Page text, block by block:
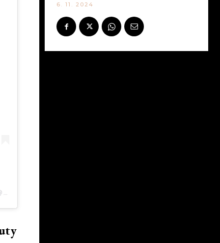
PŘÍSPĚVEK SDÍLENÝ E.L.F. COSMETICS AND SKINCARE (@ELFCOSMETICS)
6. 11. 2024